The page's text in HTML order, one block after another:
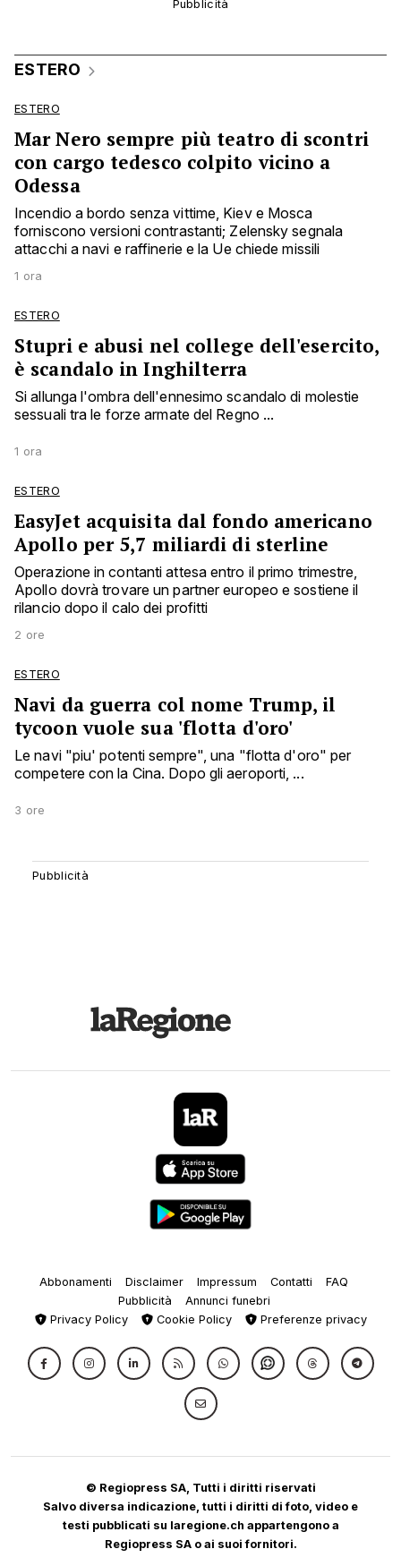
ESTERO
ESTERO
Mar Nero sempre più teatro di scontri
con cargo tedesco colpito vicino a
Odessa
Incendio a bordo senza vittime, Kiev e Mosca
forniscono versioni contrastanti; Zelensky segnala
attacchi a navi e raffinerie e la Ue chiede missili
1 ora
ESTERO
Stupri e abusi nel college dell'esercito,
è scandalo in Inghilterra
Si allunga l'ombra dell'ennesimo scandalo di molestie
sessuali tra le forze armate del Regno ...
1 ora
ESTERO
EasyJet acquisita dal fondo americano
Apollo per 5,7 miliardi di sterline
Operazione in contanti attesa entro il primo trimestre,
Apollo dovrà trovare un partner europeo e sostiene il
rilancio dopo il calo dei profitti
2 ore
ESTERO
Navi da guerra col nome Trump, il
tycoon vuole sua 'flotta d'oro'
Le navi "piu' potenti sempre", una "flotta d'oro" per
competere con la Cina. Dopo gli aeroporti, ...
3 ore
Abbonamenti Disclaimer Impressum Contatti
FAQ
Pubblicità
Annunci funebri
Privacy Policy
Cookie Policy Preferenze privacy
© Regiopress SA, Tutti i diritti riservati
Salvo diversa indicazione, tutti i diritti di foto, video e
testi pubblicati su laregione.ch appartengono a
Regiopress SA o ai suoi fornitori.